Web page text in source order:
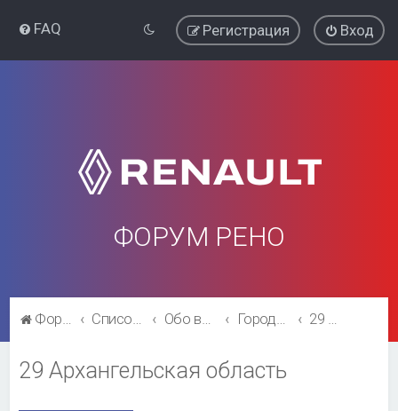
FAQ Вход
Регистрация
ФОРУМ РЕНО
Форум Рено Список форумов Обо всём остальном Города и регионы. 29 Архангельская область
29 Архангельская область